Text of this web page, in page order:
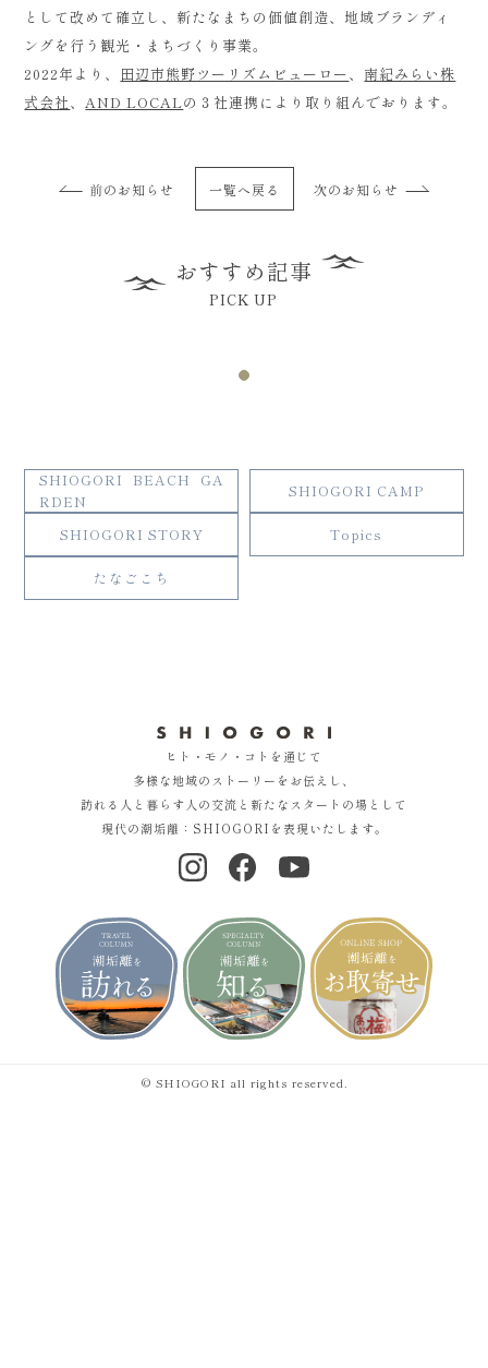
として改めて確立し、新たなまちの価値創造、地域ブランディ
ングを行う観光・まちづくり事業。
2022年より、 田辺市熊野ツーリズムビューロー、 南紀みらい株
式会社、AND LOCALの３社連携により取り組んでおります。
前のお知らせ 一覧へ戻る 次のお知らせ
おすすめ記事
PICK UP
SHIOGORI BEACH GA
RDEN
SHIOGORI CAMP
SHIOGORI STORY Topics
たなごこち
ヒト・モノ・コトを通じて
多様な地域のストーリーをお伝えし、
訪れる人と暮らす人の交流と新たなスタートの場として
現代の潮垢離：SHIOGORIを表現いたします。
© SHIOGORI all rights reserved.